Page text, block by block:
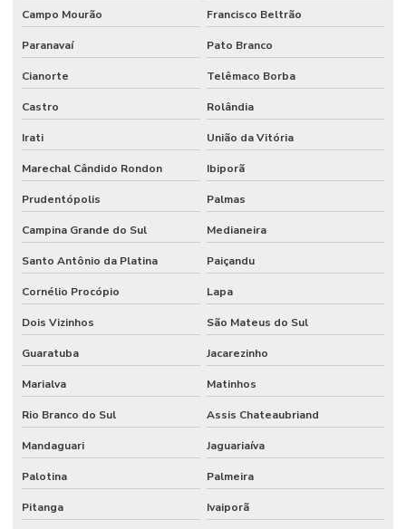
Campo Mourão Francisco Beltrão
Paranavaí Pato Branco
Cianorte Telêmaco Borba
Castro Rolândia
Irati União da Vitória
Marechal Cândido Rondon Ibiporã
Prudentópolis Palmas
Campina Grande do Sul Medianeira
Santo Antônio da Platina Paiçandu
Cornélio Procópio Lapa
Dois Vizinhos São Mateus do Sul
Guaratuba Jacarezinho
Marialva Matinhos
Rio Branco do Sul Assis Chateaubriand
Mandaguari Jaguariaíva
Palotina Palmeira
Pitanga Ivaiporã